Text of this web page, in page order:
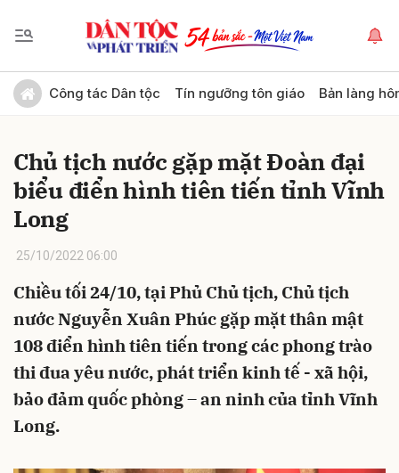
Công tác Dân tộc Tín ngưỡng tôn giáo Bản làng
Chủ tịch nước gặp mặt Đoàn đại
biểu điển hình tiên tiến tỉnh Vĩnh
Long
25/10/2022 06:00
Chiều tối 24/10, tại Phủ Chủ tịch, Chủ tịch
nước Nguyễn Xuân Phúc gặp mặt thân mật
108 điển hình tiên tiến trong các phong trào
thi đua yêu nước, phát triển kinh tế - xã hội,
bảo đảm quốc phòng – an ninh của tỉnh Vĩnh
Long.
Gửi bình luận